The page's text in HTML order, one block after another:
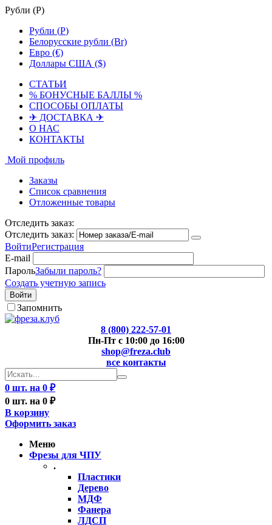
Рубли (Р)
Рубли (Р)
Белорусские рубли (Br)
Евро (€)
Доллары США ($)
СТАТЬИ
% БОНУСНЫЕ БАЛЛЫ %
СПОСОБЫ ОПЛАТЫ
✈ ДОСТАВКА ✈
О НАС
КОНТАКТЫ
Мой профиль
Заказы
Список сравнения
Отложенные товары
Отследить заказ:
Отследить заказ:
ВойтиРегистрация
E-mail
ПарольЗабыли пароль?
Создать учетную запись
Войти
Запомнить
8 (800) 222-57-01
Пн-Пт с 10:00 до 16:00
shop@freza.club
все контакты
0 шт. на 0 ₽
0 шт. на 0 ₽
В корзину
Оформить заказ
Меню
Фрезы для ЧПУ
.
Пластики
Дерево
МДФ
Фанера
ЛДСП